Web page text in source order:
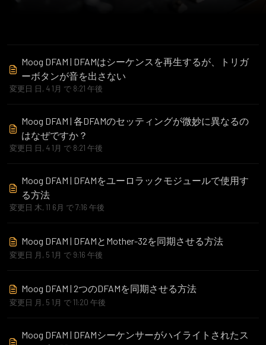
Moog DFAM | DFAMはシーケンスを再生するが、トリガ
ーボタンが音を出さない
変更日 日, 4 1月 で 8:21 午後
Moog DFAM | 各DFAMのセッティングが微妙に異なるの
はなぜですか？
変更日 日, 4 1月 で 8:21 午後
Moog DFAM | DFAMをユーロラックモジュールで使用す
る方法
変更日 木, 11 6月 で 7:16 午後
Moog DFAM | DFAMとMother-32を同期させる方法
変更日 月, 5 1月 で 9:16 午後
Moog DFAM | 2つのDFAMを同期させる方法
変更日 月, 5 1月 で 11:20 午後
Moog DFAM | DFAMシーケンサーがハイライトされたス